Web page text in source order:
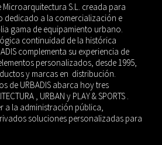
Microarquitectura S.L. creada para
dedicado a la comercialización e
gama de equipamiento urbano.
continuidad de la histórica
complementa su experiencia de
personalizados, desde 1995,
y marcas en distribución.
de URBADIS abarca hoy tres
, URBAN y PLAY & SPORTS .
a la administración pública,
soluciones personalizadas para